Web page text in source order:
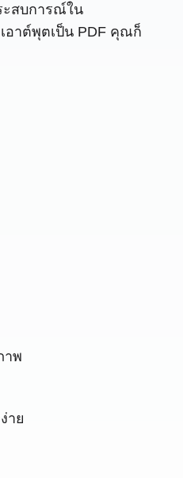
ะสบการณ์ใน
อาต์พุตเป็น PDF คุณก็
าพ
าย